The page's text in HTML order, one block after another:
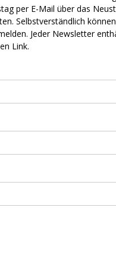
per E-Mail über das
Selbstverständlich
Jeder Newsletter
Link.